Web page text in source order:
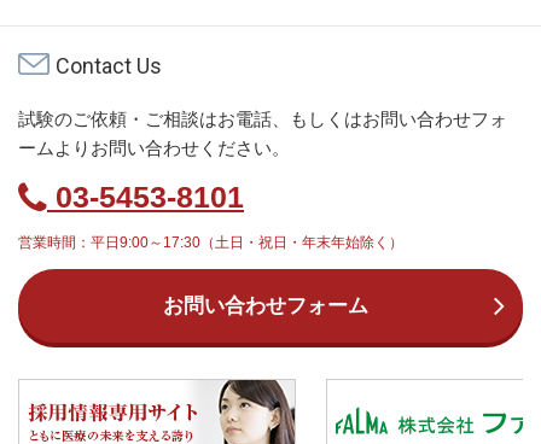
Contact Us
試験のご依頼・ご相談はお電話、もしくはお問い合わせフォ
ームよりお問い合わせください。
03-5453-8101
営業時間：平日9:00～17:30（土日・祝日・年末年始除く）
お問い合わせフォーム